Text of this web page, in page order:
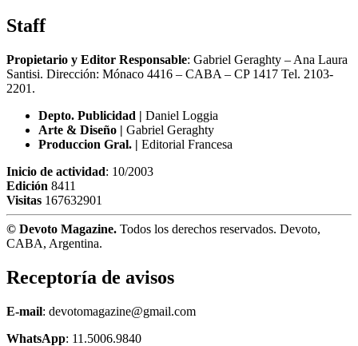
Staff
Propietario y Editor Responsable: Gabriel Geraghty – Ana Laura
Santisi. Dirección: Mónaco 4416 – CABA – CP 1417 Tel. 2103-
2201.
Depto. Publicidad | Daniel Loggia
Arte & Diseño | Gabriel Geraghty
Produccion Gral. | Editorial Francesa
Inicio de actividad: 10/2003
Edición 8411
Visitas 167632901
© Devoto Magazine. Todos los derechos reservados. Devoto,
CABA, Argentina.
Receptoría de avisos
E-mail: devotomagazine@gmail.com
WhatsApp: 11.5006.9840